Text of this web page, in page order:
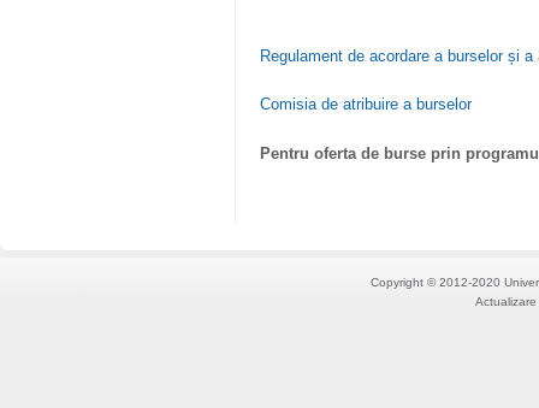
Regulament de acordare a burselor și
Comisia de atribuire a burselor
Pentru oferta de burse prin
Copyright © 2012-2020